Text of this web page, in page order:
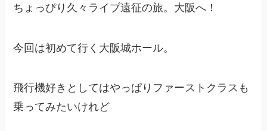
ちょっぴり久々ライブ遠征の旅。大阪へ！
今回は初めて行く大阪城ホール。
飛行機好きとしてはやっぱりファーストクラスも
乗ってみたいけれど